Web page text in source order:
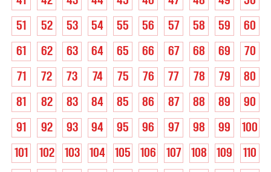
51
52 53 54 55 56 57 58 59
60
61
62 63 64 65 66 67 68 69
70
71
72 73 74 75 76 77 78 79
80
81
82 83 84 85 86 87 88 89
90
91
92 93 94 95 96 97 98 99
100
101
102 103 104 105 106 107 108 109
110